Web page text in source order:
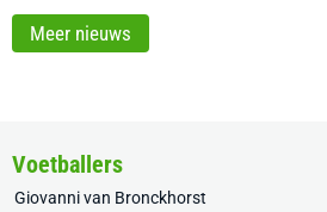
Meer nieuws
Voetballers
Giovanni van Bronckhorst